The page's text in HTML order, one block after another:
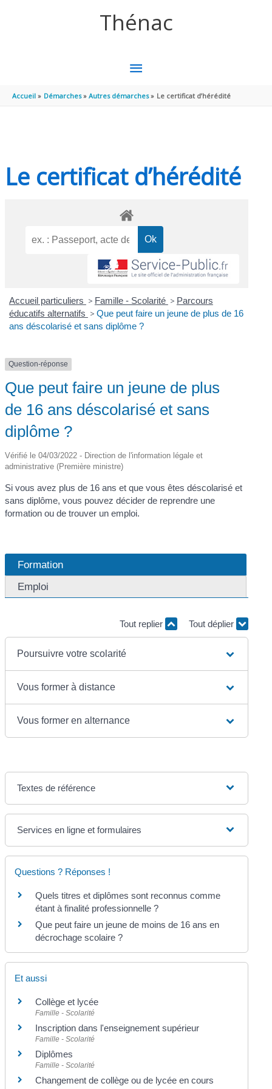
Thénac
MENU
PRINCIPAL
Accueil Démarches Autres démarches Le certificat d’hérédité
Le certificat d’hérédité
Accueil particuliers > Famille - Scolarité > Parcours
éducatifs alternatifs > Que peut faire un jeune de plus de 16
ans déscolarisé et sans diplôme ?
Question-réponse
Que peut faire un jeune de plus
de 16 ans déscolarisé et sans
diplôme ?
Vérifié le 04/03/2022 - Direction de l'information légale et
administrative (Première ministre)
Si vous avez plus de 16 ans et que vous êtes déscolarisé et
sans diplôme, vous pouvez décider de reprendre une
formation ou de trouver un emploi.
Formation
Emploi
Tout replier Tout déplier
Poursuivre votre scolarité
Vous former à distance
Vous former en alternance
Textes de référence
Services en ligne et formulaires
Questions ? Réponses !
Quels titres et diplômes sont reconnus comme
étant à finalité professionnelle ?
Que peut faire un jeune de moins de 16 ans en
décrochage scolaire ?
Et aussi
Collège et lycée
Famille - Scolarité
Inscription dans l'enseignement supérieur
Famille - Scolarité
Diplômes
Famille - Scolarité
Changement de collège ou de lycée en cours